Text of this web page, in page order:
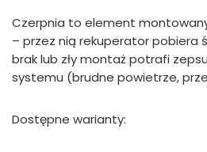
Czerpnia to element
– przez nią rekuperator pobiera
brak lub zły montaż potrafi
systemu (brudne powietrze,
Dostępne warianty: